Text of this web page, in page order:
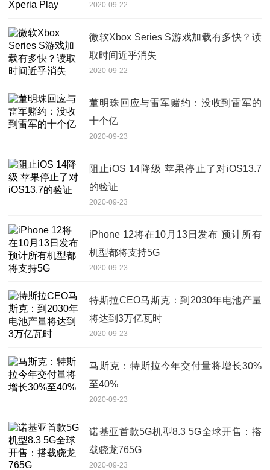
2020-09-22
微软Xbox Series S游戏加载有多快？读
取时间近乎消失
2020-09-22
董明珠回应与雷军赌约：没收到雷军的
十个亿
2020-09-23
阻止iOS 14降级 苹果停止了对iOS13.7
的验证
2020-09-23
iPhone 12将在10月13日发布 预计所有
机型都将支持5G
2020-09-23
特斯拉CEO马斯克：到2030年电池产量
将达到3万亿瓦时
2020-09-23
马斯克：特斯拉今年交付量将增长30%
至40%
2020-09-23
诺基亚首款5G机型8.3 5G全球开售：搭
载骁龙765G
2020-09-23